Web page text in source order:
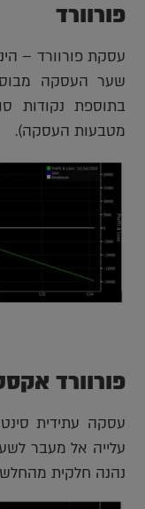
פורוורד
עסקת פורוורד –
שער העסקה
בתוספת נקודות
מטבעות העסקה).
פורוורד
עסקה עתידית
נהנה חלקית